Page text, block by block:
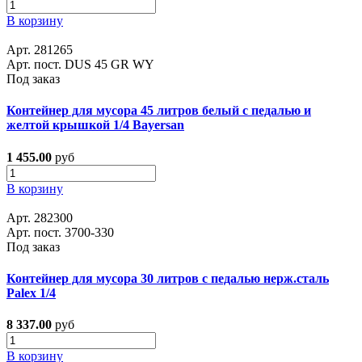
В корзину
Арт. 281265
Арт. пост. DUS 45 GR WY
Под заказ
Контейнер для мусора 45 литров белый с педалью и
желтой крышкой 1/4 Bayersan
1 455.00 руб
В корзину
Арт. 282300
Арт. пост. 3700-330
Под заказ
Контейнер для мусора 30 литров с педалью нерж.сталь
Palex 1/4
8 337.00 руб
В корзину